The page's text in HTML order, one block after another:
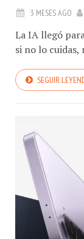
3 MESES AGO
La IA llegó
si no lo
SEGUIR